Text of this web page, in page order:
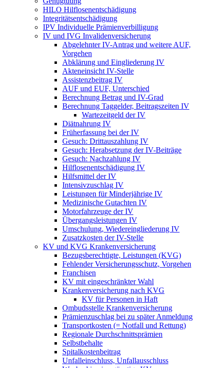
HILO Hilflosenentschädigung
Integritätsentschädigung
IPV Individuelle Prämienverbilligung
IV und IVG Invalidenversicherung
Abgelehnter IV-Antrag und weitere AUF,
Vorgehen
Abklärung und Eingliederung IV
Akteneinsicht IV-Stelle
Assistenzbeitrag IV
AUF und EUF, Unterschied
Berechnung Betrag und IV-Grad
Berechnung Taggelder, Beitragszeiten IV
Wartezeitgeld der IV
Diätnahrung IV
Früherfassung bei der IV
Gesuch: Drittauszahlung IV
Gesuch: Herabsetzung der IV-Beiträge
Gesuch: Nachzahlung IV
Hilflosenentschädigung IV
Hilfsmittel der IV
Intensivzuschlag IV
Leistungen für Minderjährige IV
Medizinische Gutachten IV
Motorfahrzeuge der IV
Übergangsleistungen IV
Umschulung, Wiedereingliederung IV
Zusatzkosten der IV-Stelle
KV und KVG Krankenversicherung
Bezugsberechtigte, Leistungen (KVG)
Fehlender Versicherungsschutz, Vorgehen
Franchisen
KV mit eingeschränkter Wahl
Krankenversicherung nach KVG
KV für Personen in Haft
Ombudsstelle Krankenversicherung
Prämienzuschlag bei zu später Anmeldung
Transportkosten (= Notfall und Rettung)
Regionale Durchschnittsprämien
Selbstbehalte
Spitalkostenbeitrag
Unfalleinschluss, Unfallausschluss